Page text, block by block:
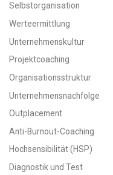
Selbstorganisation
Werteermittlung
Unternehmenskultur
Projektcoaching
Organisationsstruktur
Unternehmensnachfolge
Outplacement
Anti-Burnout-Coaching
Hochsensibilität (HSP)
Diagnostik und Test